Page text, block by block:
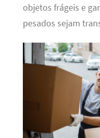
objetos frágeis e
pesados sejam